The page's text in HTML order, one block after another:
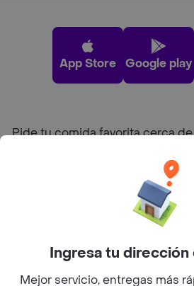
App Store Google play
Pide tu comida favorita cerca
Sobre RappiIngresa tu dirección
Mejor servicio, entregas más